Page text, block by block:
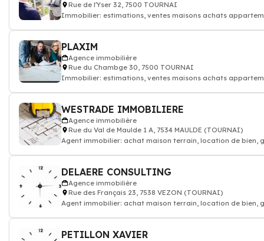
Rue de l'Yser 32, 7500 TOURNAI
Immobilier: estimations, ventes maisons achats
PLAXIM
Agence immobilière
Rue du Chambge 30, 7500 TOURNAI
Immobilier: estimations, ventes maisons achats
WESTRADE IMMOBILIERE
Agence immobilière
Rue du Val de Maulde 1 A, 7534 MAULDE (TOURNAI)
Agent immobilier: achat maison terrain, location de bien,
DELAERE CONSULTING
Agence immobilière
Rue des Français 23, 7538 VEZON (TOURNAI)
Agent immobilier: achat maison terrain, location de bien,
PETILLON XAVIER